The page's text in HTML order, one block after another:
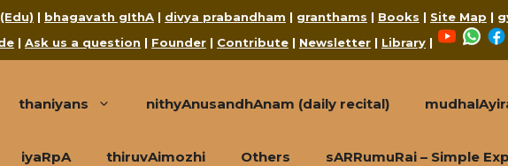
| bhagavath gIthA | divya prabandham | granthams | Books | Site Map |
| Ask us a question | Founder | Contribute | Newsletter | Library |
YouTube
thaniyans nithyAnusandhAnam (daily recital)
iyaRpA thiruvAimozhi Others sARRumuRai – Simple